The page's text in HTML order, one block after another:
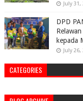
July
DPD
kepada
July
CATEGORIES